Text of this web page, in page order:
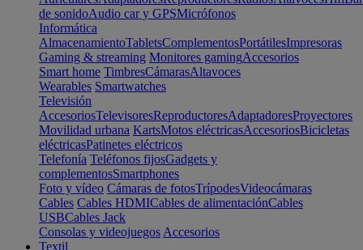
de sonidoAudio car y GPSMicrófonos
Informática
AlmacenamientoTabletsComplementosPortátilesImpresoras
Gaming & streaming Monitores gamingAccesorios
Smart home TimbresCámarasAltavoces
Wearables Smartwatches
Televisión
AccesoriosTelevisoresReproductoresAdaptadoresProyectores
Movilidad urbana KartsMotos eléctricasAccesoriosBicicletas
eléctricasPatinetes eléctricos
Telefonía Teléfonos fijosGadgets y
complementosSmartphones
Foto y vídeo Cámaras de fotosTrípodesVideocámaras
Cables Cables HDMICables de alimentaciónCables
USBCables Jack
Consolas y videojuegos Accesorios
Textil